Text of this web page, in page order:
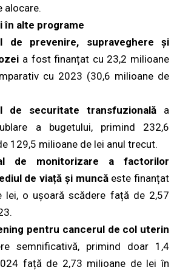
alocare.
în alte programe
de prevenire, supraveghere și
a fost finanțat cu 23,2 milioane
cu 2023 (30,6 milioane de
de securitate transfuzională a
a bugetului, primind 232,6
129,5 milioane de lei anul trecut.
de monitorizare a factorilor
de viață și muncăeste finanțat
lei, o ușoară scădere față de 2,57
pentru cancerul de col uterin
semnificativă, primind doar 1,4
față de 2,73 milioane de lei în